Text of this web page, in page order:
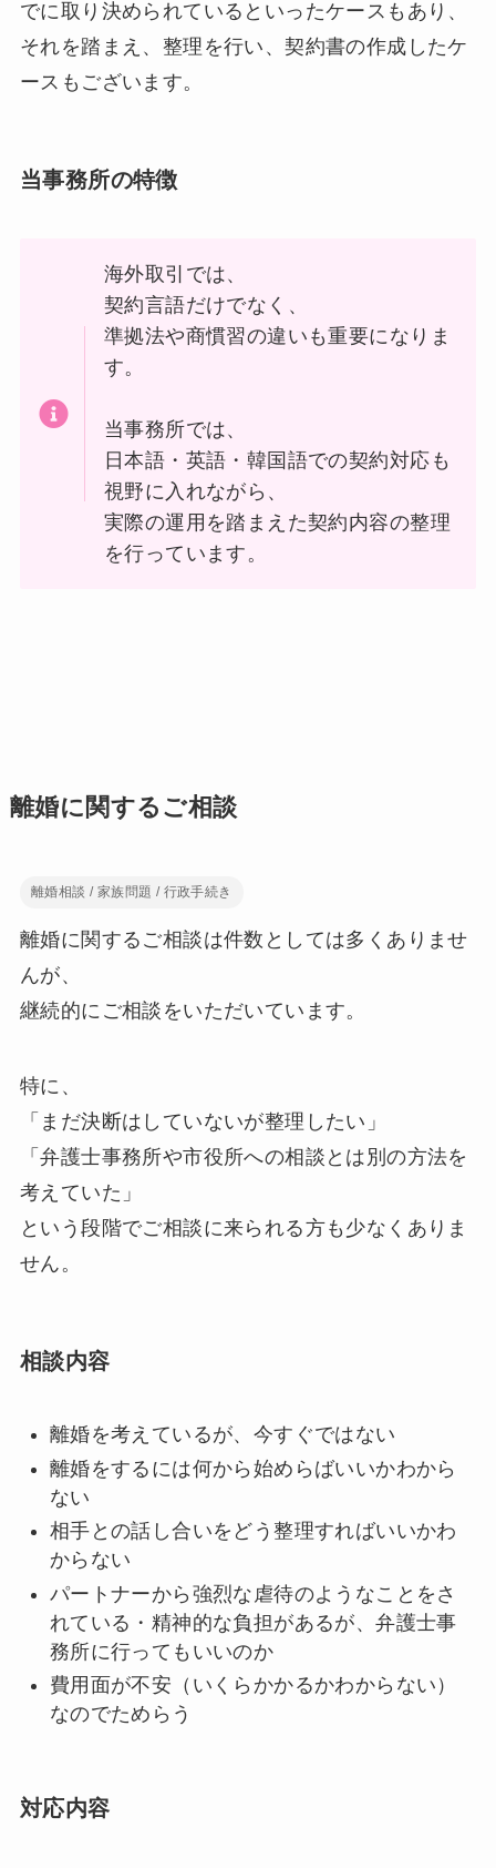
でに取り決められているといったケースもあり、
それを踏まえ、整理を行い、契約書の作成したケ
ースもございます。
当事務所の特徴
海外取引では、
契約言語だけでなく、
準拠法や商慣習の違いも重要になりま
す。
当事務所では、
日本語・英語・韓国語での契約対応も
視野に入れながら、
実際の運用を踏まえた契約内容の整理
を行っています。
離婚に関するご相談
離婚相談 / 家族問題 / 行政手続き
離婚に関するご相談は件数としては多くありませ
んが、
継続的にご相談をいただいています。
特に、
「まだ決断はしていないが整理したい」
「弁護士事務所や市役所への相談とは別の方法を
考えていた」
という段階でご相談に来られる方も少なくありま
せん。
相談内容
離婚を考えているが、今すぐではない
離婚をするには何から始めらばいいかわから
ない
相手との話し合いをどう整理すればいいかわ
からない
パートナーから強烈な虐待のようなことをさ
れている・精神的な負担があるが、弁護士事
務所に行ってもいいのか
費用面が不安（いくらかかるかわからない）
なのでためらう
対応内容